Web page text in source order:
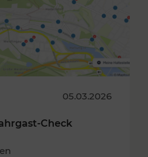
05.03.2026
Check